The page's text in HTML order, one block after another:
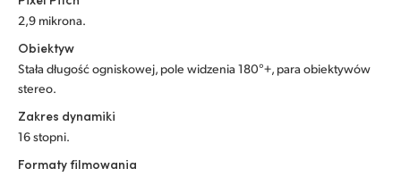
South Africa
Spain
2,9 mikrona.
Obiektyw
Stała długość ogniskowej, pole widzenia 180°+, para obiektywów
stereo.
Zakres dynamiki
16 stopni.
Formaty filmowania